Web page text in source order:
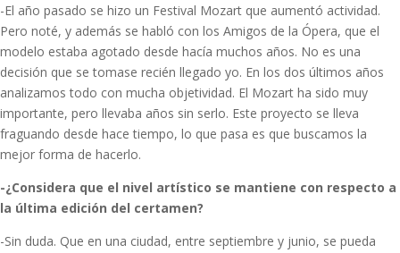
-El año pasado se hizo un Festival Mozart que aumentó actividad.
Pero noté, y además se habló con los Amigos de la Ópera, que el
modelo estaba agotado desde hacía muchos años. No es una
decisión que se tomase recién llegado yo. En los dos últimos años
analizamos todo con mucha objetividad. El Mozart ha sido muy
importante, pero llevaba años sin serlo. Este proyecto se lleva
fraguando desde hace tiempo, lo que pasa es que buscamos la
mejor forma de hacerlo.
-¿Considera que el nivel artístico se mantiene con respecto a
la última edición del certamen?
-Sin duda. Que en una ciudad, entre septiembre y junio, se pueda